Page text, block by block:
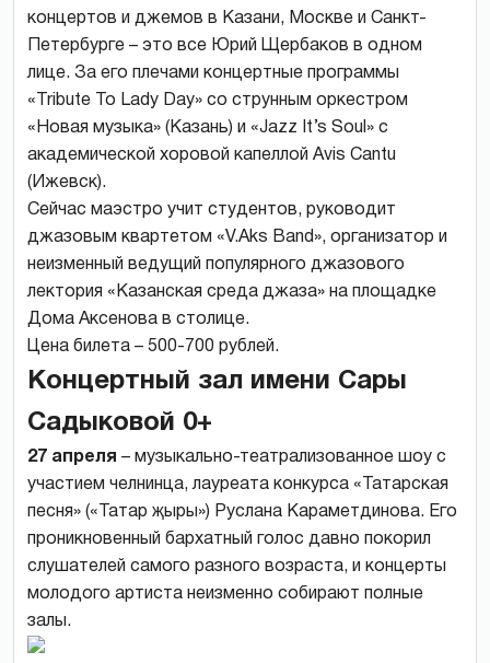
концертов и джемов в Казани, Москве и Санкт-
Петербурге – это все Юрий Щербаков в одном
лице. За его плечами концертные программы
«Tribute To Lady Day» со струнным оркестром
«Новая музыка» (Казань) и «Jazz It’s Soul» с
академической хоровой капеллой Avis Cantu
(Ижевск).
Сейчас маэстро учит студентов, руководит
джазовым квартетом «V.Aks Band», организатор и
неизменный ведущий популярного джазового
лектория «Казанская среда джаза» на площадке
Дома Аксенова в столице.
Цена билета – 500-700 рублей.
Концертный зал имени Сары
Садыковой 0+
27 апреля – музыкально-театрализованное шоу с
участием челнинца, лауреата конкурса «Татарская
песня» («Татар җыры») Руслана Караметдинова. Его
проникновенный бархатный голос давно покорил
слушателей самого разного возраста, и концерты
молодого артиста неизменно собирают полные
залы.